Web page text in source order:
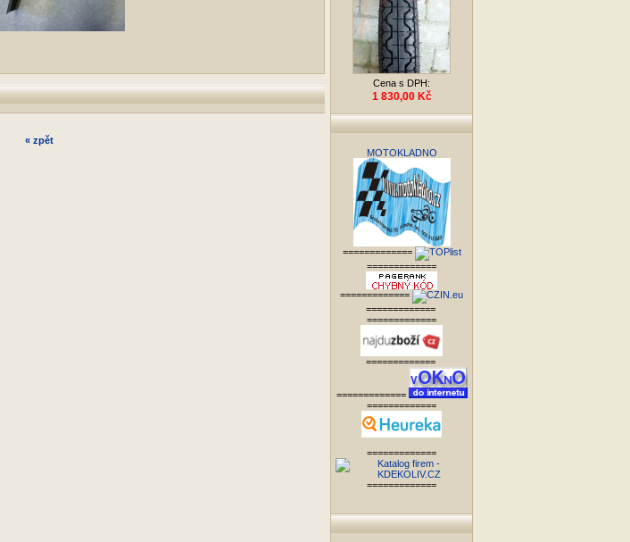
« zpět
Cena s DPH:
1 830,00 Kč
MOTOKLADNO
=============
=============
=============
=============
=============
=============
=============
=============
=============
=============